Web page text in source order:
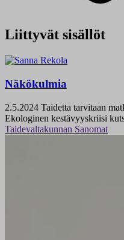
Liittyvät sisällöt
Näkökulmia
2.5.2024 Taidetta tarvitaan
Ekologinen kestävyyskriisi
Taidevaltakunnan Sanomat